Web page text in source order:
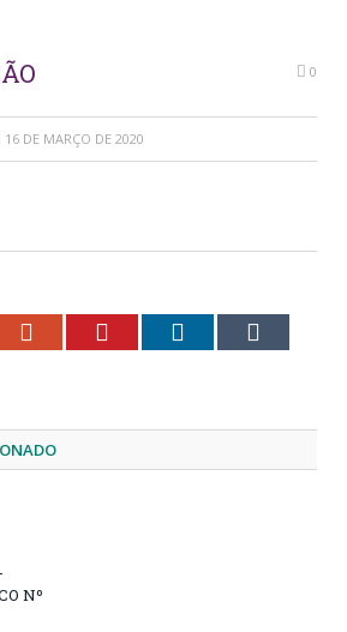
0
16 DE MARÇO DE 2020
Google+ Pinterest LinkedIn
Nº